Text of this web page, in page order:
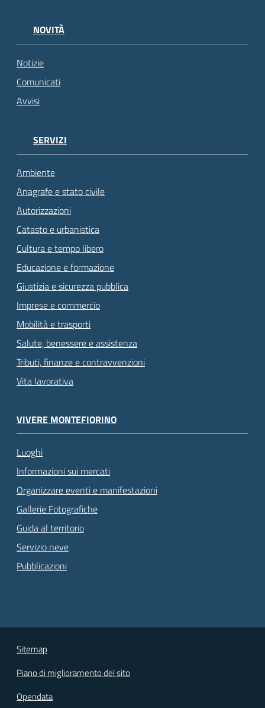
NOVITÀ
Notizie
Comunicati
Avvisi
SERVIZI
Ambiente
Anagrafe e stato civile
Autorizzazioni
Catasto e urbanistica
Cultura e tempo libero
Educazione e formazione
Giustizia e sicurezza pubblica
Imprese e commercio
Mobilità e trasporti
Salute, benessere e assistenza
Tributi, finanze e contravvenzioni
Vita lavorativa
VIVERE MONTEFIORINO
Luoghi
Informazioni sui mercati
Organizzare eventi e manifestazioni
Gallerie Fotografiche
Guida al territorio
Servizio neve
Pubblicazioni
Sitemap
Piano di miglioramento del sito
Opendata